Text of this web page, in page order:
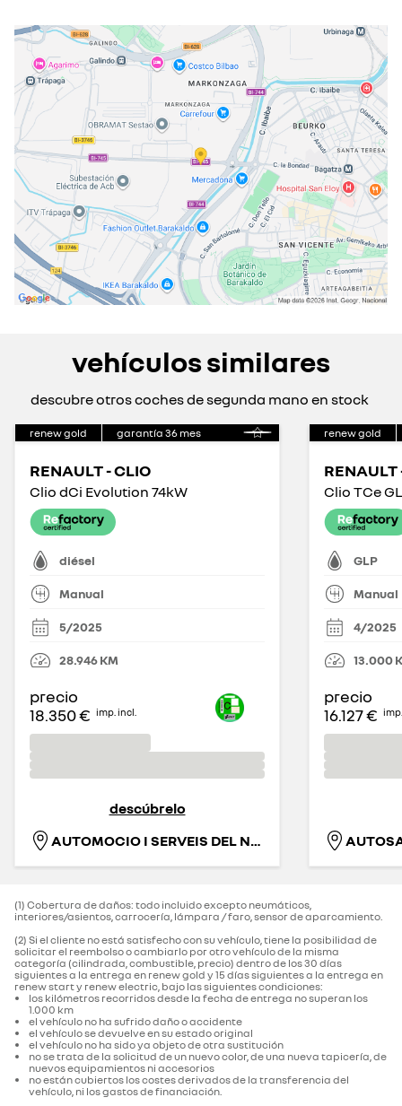
martes
09:30 - 13:30
16:00 - 20:00
miércoles
09:30 - 13:30
16:00 - 20:00
jueves
09:30 - 13:30
16:00 - 20:00
viernes
09:30 - 13:30
16:00 - 20:00
sábado
10:00 - 13:30cerrado actualmente
domingo
cerrado actualmente
vehículos similares
descubre otros coches de segunda mano en stock
renew gold garantía 36 mes
RENAULT - CLIO
Clio dCi Evolution 74kW
diésel
Manual
5/2025
28.946KM
precio
18.350 € imp. incl.
descúbrelo
AUTOMOCIO I SERVEIS DEL NORD-EST, S.L.
renew gold
RENAULT
Clio TCe
GLP
Manual
4/2025
13.000
precio
16.127 €
(1) Cobertura de daños: todo incluido excepto neumáticos,
interiores/asientos, carrocería, lámpara / faro, sensor de aparcamiento.‌
(2) Si el cliente no está satisfecho con su vehículo, tiene la posibilidad de
solicitar el reembolso o cambiarlo por otro vehículo de la misma
categoría (cilindrada, combustible, precio) dentro de los 30 días
siguientes a la entrega en renew gold y 15 días siguientes a la entrega en
renew start y renew electric, bajo las siguientes condiciones:
los kilómetros recorridos desde la fecha de entrega no superan los
1.000 km
el vehículo no ha sufrido daño o accidente
el vehículo se devuelve en su estado original
el vehículo no ha sido ya objeto de otra sustitución
no se trata de la solicitud de un nuevo color, de una nueva tapicería, de
nuevos equipamientos ni accesorios
no están cubiertos los costes derivados de la transferencia del
vehículo, ni los gastos de financiación.